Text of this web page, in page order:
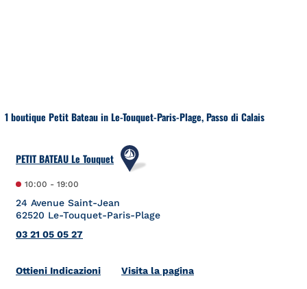
1 boutique Petit Bateau in Le-Touquet-Paris-Plage, Passo di Calais
PETIT BATEAU Le Touquet
10:00 - 19:00
24 Avenue Saint-Jean
62520 Le-Touquet-Paris-Plage
03 21 05 05 27
Ottieni IndicazioniLink Opens in New Tab
Visita la pagina